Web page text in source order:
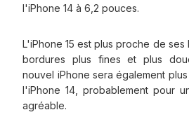
l'iPhone 14 à 6,2 pouces.
L'iPhone 15 est plus proche de
bordures plus fines et plus
nouvel iPhone sera également
l'iPhone 14, probablement pour
agréable.